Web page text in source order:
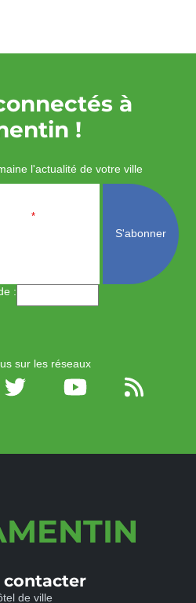
contacter
de ville
à
!
l'actualité de votre ville
*
:
sur les réseaux